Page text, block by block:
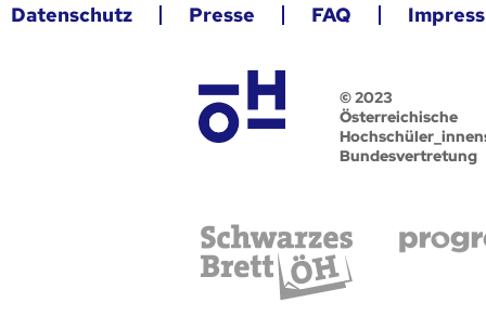
Datenschutz Presse FAQ
© 2023
Österreichische
Bundesvertretung